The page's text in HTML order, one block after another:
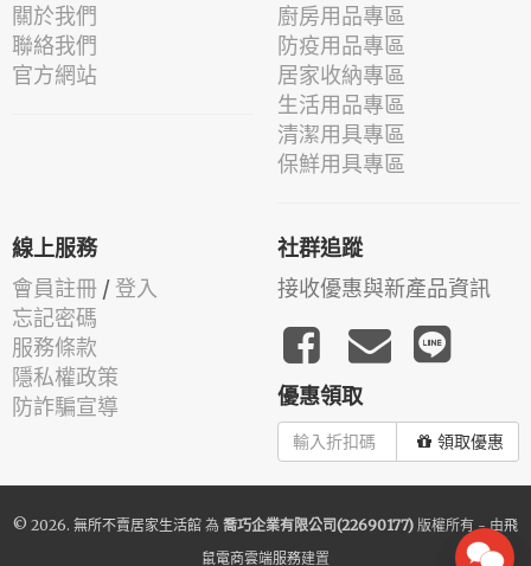
關於我們
聯絡我們
官方網站
廚房用品專區
防疫用品專區
居家收納專區
生活用品專區
清潔用具專區
保鮮用具專區
線上服務
會員註冊 / 登入
忘記密碼
服務條款
隱私權政策
防詐騙宣導
社群追蹤
接收優惠與新產品資訊
優惠領取
領取優惠
© 2026. 無所不賣居家生活館 為 喬巧企業有限公司(22690177) 版權所有 - 由飛
鼠電商雲端服務建置